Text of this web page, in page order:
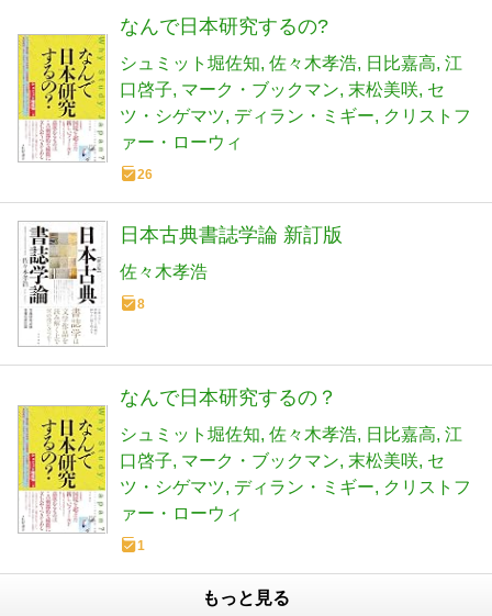
なんで日本研究するの?
シュミット堀佐知 佐々木孝浩 日比嘉高 江
口啓子 マーク・ブックマン 末松美咲 セ
ツ・シゲマツ ディラン・ミギー
クリストフ
ァー・ローウィ
26
日本古典書誌学論 新訂版
佐々木孝浩
8
なんで日本研究するの？
シュミット堀佐知 佐々木孝浩 日比嘉高 江
口啓子 マーク・ブックマン 末松美咲 セ
ツ・シゲマツ ディラン・ミギー
クリストフ
ァー・ローウィ
1
もっと見る